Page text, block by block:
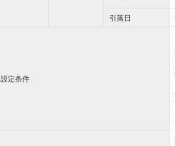
引落日
設定条件